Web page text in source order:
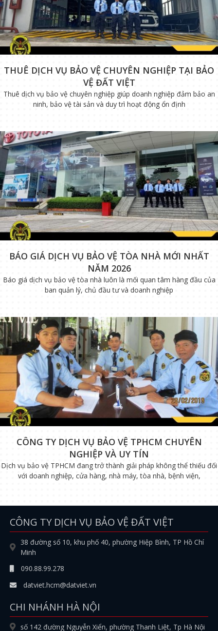
THUÊ DỊCH VỤ BẢO VỆ CHUYÊN NGHIỆP TẠI BẢO
VỆ ĐẤT VIỆT
Thuê dịch vụ bảo vệ chuyên nghiệp giúp doanh nghiệp đảm bảo an
ninh, bảo vệ tài sản và duy trì hoạt động ổn định
BÁO GIÁ DỊCH VỤ BẢO VỆ TÒA NHÀ MỚI NHẤT
NĂM 2026
Báo giá dịch vụ bảo vệ tòa nhà luôn là mối quan tâm hàng đầu của
ban quản lý, chủ đầu tư và doanh nghiệp
CÔNG TY DỊCH VỤ BẢO VỆ TPHCM CHUYÊN
NGHIỆP VÀ UY TÍN
Dịch vụ bảo vệ TPHCM đang trở thành giải pháp không thể thiếu đối
với doanh nghiệp, cửa hàng, nhà máy, tòa nhà, bệnh viện,
CÔNG TY DỊCH VỤ BẢO VỆ ĐẤT VIỆT
38 đường số 10, khu phố 40, phường Hiệp Bình, TP Hồ Chí
Minh
090.88.99.278
datviet.hcm@datviet.vn
CHI NHÁNH HÀ NỘI
số 142 đường Nguyễn Xiển, phường Thanh Liệt, Tp Hà Nội